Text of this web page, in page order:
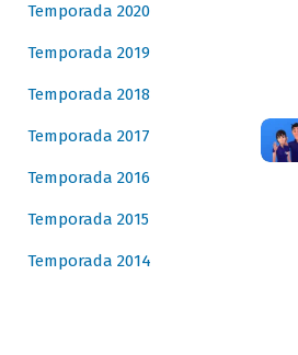
Temporada 2020
Temporada 2019
Temporada 2018
Temporada 2017
Temporada 2016
Temporada 2015
Temporada 2014